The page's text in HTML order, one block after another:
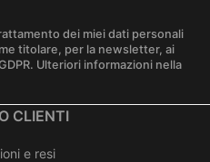
dei miei dati personali
titolare, per la newsletter, ai
Ulteriori informazioni nella
CLIENTI
e resi